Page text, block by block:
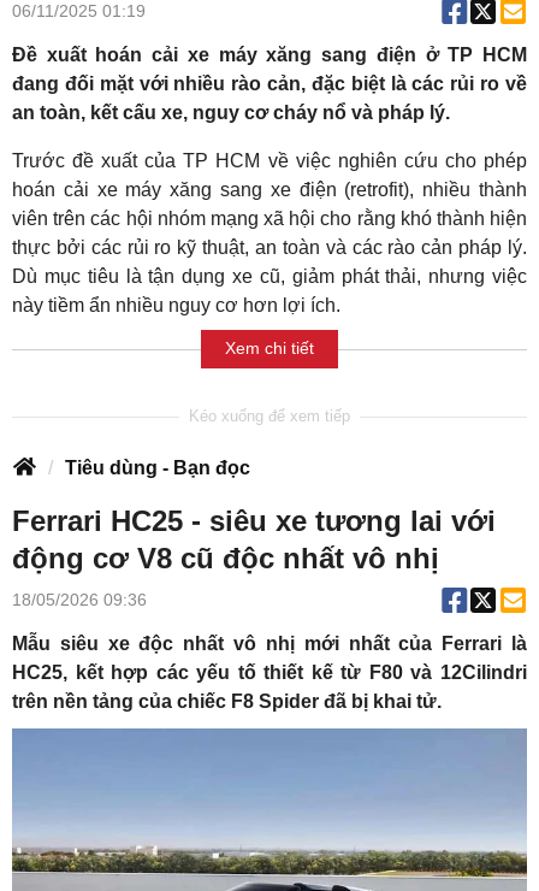
06/11/2025 01:19
Đề xuất hoán cải xe máy xăng sang điện ở TP HCM
đang đối mặt với nhiều rào cản, đặc biệt là các rủi ro về
an toàn, kết cấu xe, nguy cơ cháy nổ và pháp lý.
Trước đề xuất của TP HCM về việc nghiên cứu cho phép
hoán cải xe máy xăng sang xe điện (retrofit), nhiều thành
viên trên các hội nhóm mạng xã hội cho rằng khó thành hiện
thực bởi các rủi ro kỹ thuật, an toàn và các rào cản pháp lý.
Dù mục tiêu là tận dụng xe cũ, giảm phát thải, nhưng việc
này tiềm ẩn nhiều nguy cơ hơn lợi ích.
Xem chi tiết
Tiêu dùng - Bạn đọc
Ferrari HC25 - siêu xe tương lai với
động cơ V8 cũ độc nhất vô nhị
18/05/2026 09:36
Mẫu siêu xe độc ​​nhất vô nhị mới nhất của Ferrari là
HC25, kết hợp các yếu tố thiết kế từ F80 và 12Cilindri
trên nền tảng của chiếc F8 Spider đã bị khai tử.